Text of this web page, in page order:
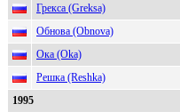
Грекса (Greksa)
Обнова (Obnova)
Ока (Oka)
Решка (Reshka)
1995